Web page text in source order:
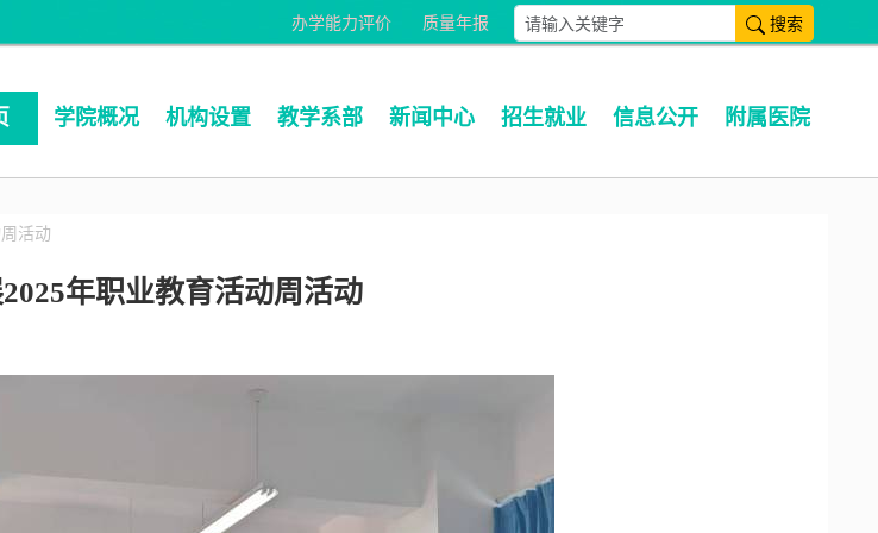
搜索
质量年报
办学能力评价
学院概况 机构设置 教学系部 新闻中心 招生就业 信息公开 附属医院
活动
年职业教育活动周活动